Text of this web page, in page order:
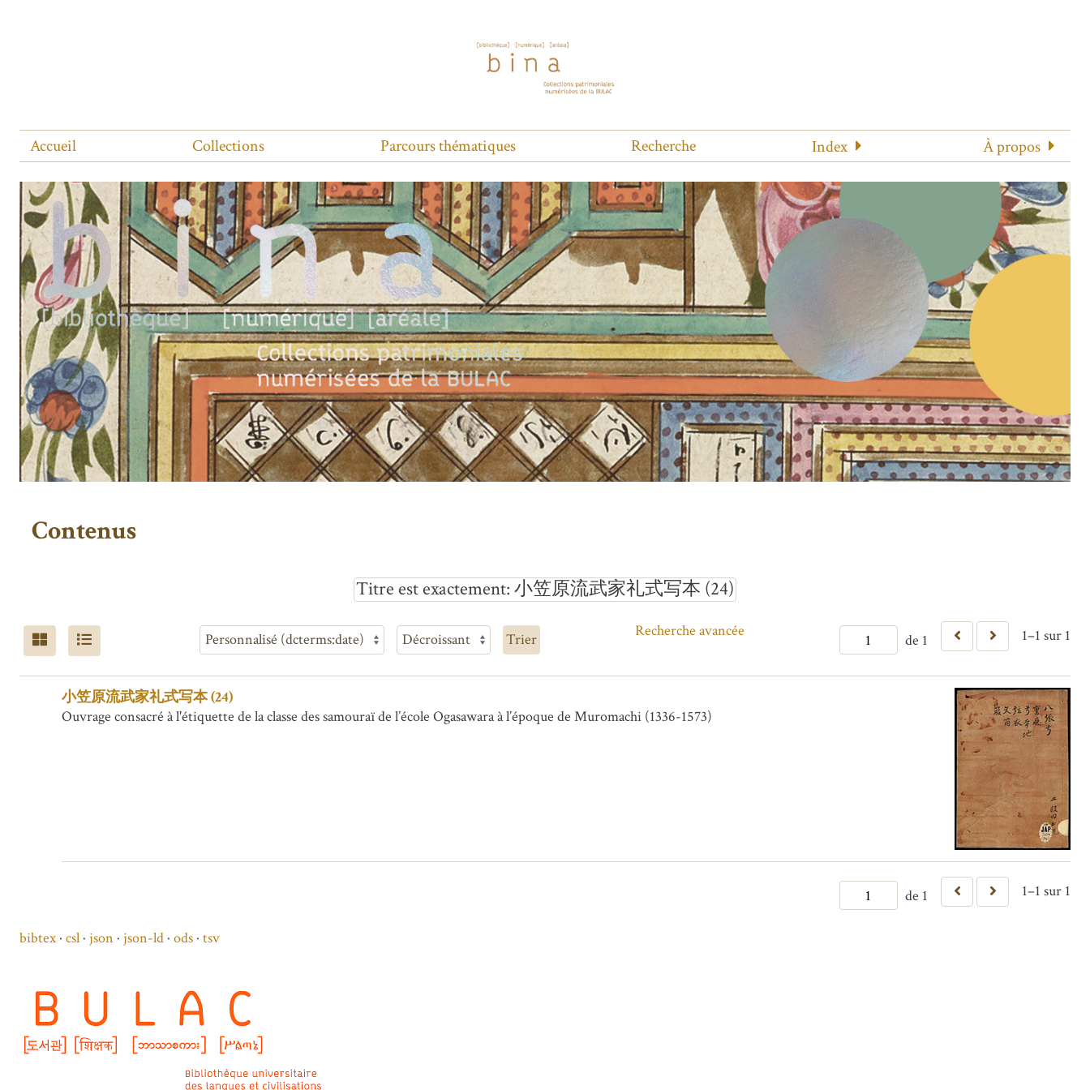
Accueil Collections Parcours thématiques Recherche Index À propos
Contenus
Titre est exactement 小笠原流武家礼式写本 (24)
de 1 1–1 sur 1
Recherche avancée
Trier
小笠原流武家礼式写本 (24)
Ouvrage consacré à l'étiquette de la classe des samouraï de l’école Ogasawara à l’époque de Muromachi (1336-1573)
de 1 1–1 sur 1
bibtex csl json json-ld ods tsv